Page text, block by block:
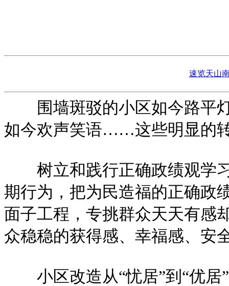
速览天山
围墙斑驳的小区如今路平灯
如今欢声笑语……这些明显的
树立和践行正确政绩观学习
期行为，把为民造福的正确政
面子工程，专挑群众天天有感
众稳稳的获得感、幸福感、安
小区改造从“忧居”到“优居”